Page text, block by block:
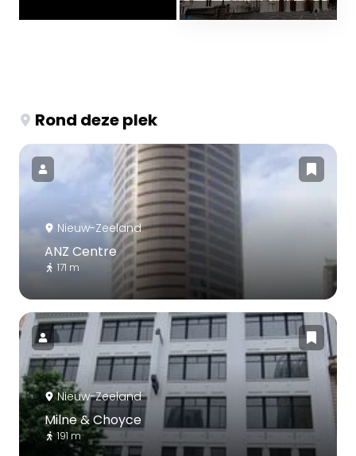
Rond deze plek
Nieuw-Zeeland
ANZ Centre
171 m
Nieuw-Zeeland
Milne & Choyce
191 m